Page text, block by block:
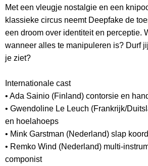
Met een vleugje nostalgie en een
klassieke circus neemt Deepfake de
een droom over identiteit en perceptie.
wanneer alles te manipuleren is? Durf
je ziet?
Internationale cast
• Ada Sainio (Finland) contorsie en
• Gwendoline Le Leuch (Frankrijk/
en hoelahoeps
• Mink Garstman (Nederland) slap koord
• Remko Wind (Nederland) multi-
componist